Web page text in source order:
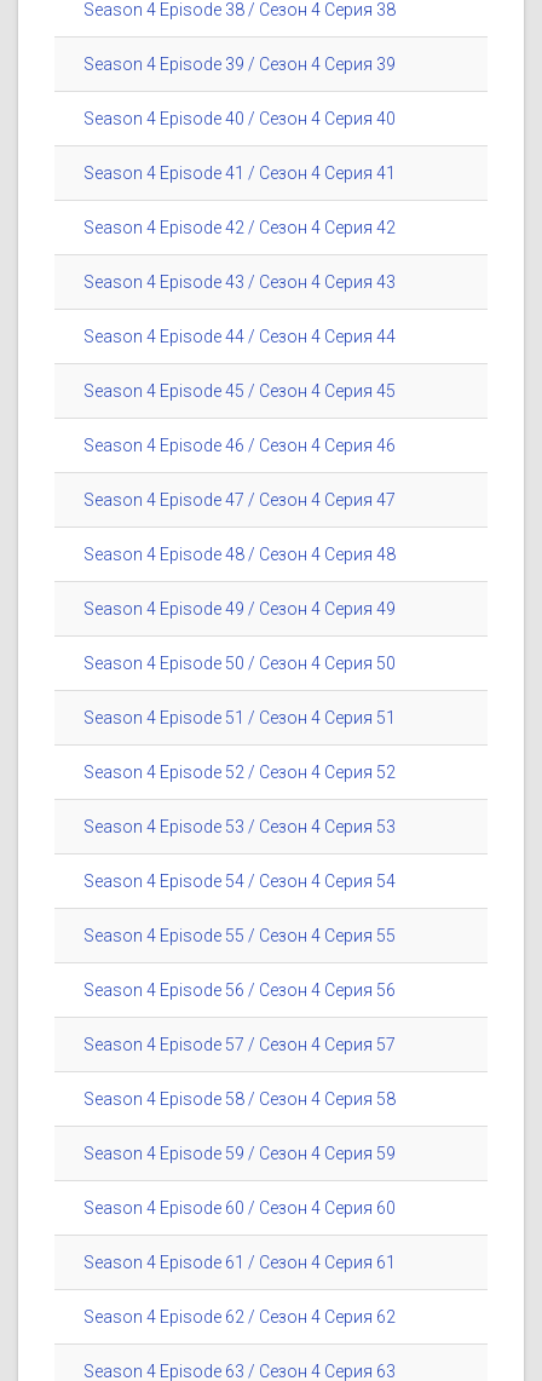
Season 4 Episode 38 / Сезон 4 Серия 38
Season 4 Episode 39 / Сезон 4 Серия 39
Season 4 Episode 40 / Сезон 4 Серия 40
Season 4 Episode 41 / Сезон 4 Серия 41
Season 4 Episode 42 / Сезон 4 Серия 42
Season 4 Episode 43 / Сезон 4 Серия 43
Season 4 Episode 44 / Сезон 4 Серия 44
Season 4 Episode 45 / Сезон 4 Серия 45
Season 4 Episode 46 / Сезон 4 Серия 46
Season 4 Episode 47 / Сезон 4 Серия 47
Season 4 Episode 48 / Сезон 4 Серия 48
Season 4 Episode 49 / Сезон 4 Серия 49
Season 4 Episode 50 / Сезон 4 Серия 50
Season 4 Episode 51 / Сезон 4 Серия 51
Season 4 Episode 52 / Сезон 4 Серия 52
Season 4 Episode 53 / Сезон 4 Серия 53
Season 4 Episode 54 / Сезон 4 Серия 54
Season 4 Episode 55 / Сезон 4 Серия 55
Season 4 Episode 56 / Сезон 4 Серия 56
Season 4 Episode 57 / Сезон 4 Серия 57
Season 4 Episode 58 / Сезон 4 Серия 58
Season 4 Episode 59 / Сезон 4 Серия 59
Season 4 Episode 60 / Сезон 4 Серия 60
Season 4 Episode 61 / Сезон 4 Серия 61
Season 4 Episode 62 / Сезон 4 Серия 62
Season 4 Episode 63 / Сезон 4 Серия 63